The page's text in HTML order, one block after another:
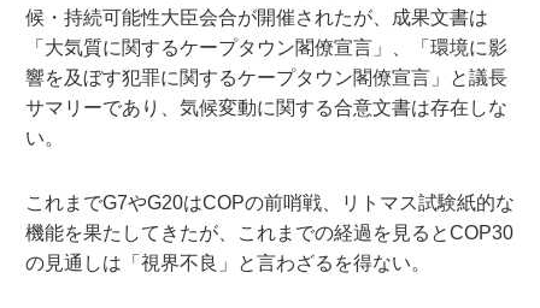
候・持続可能性大臣会合が開催されたが、成果文書は
「大気質に関するケープタウン閣僚宣言」、「環境に影
響を及ぼす犯罪に関するケープタウン閣僚宣言」と議長
サマリーであり、気候変動に関する合意文書は存在しな
い。
これまでG7やG20はCOPの前哨戦、リトマス試験紙的な
機能を果たしてきたが、これまでの経過を見るとCOP30
の見通しは「視界不良」と言わざるを得ない。